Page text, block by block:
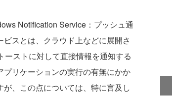
Notification Service：プッシュ通
スとは、クラウド上などに展開さ
ストに対して直接情報を通知する
リケーションの実行の有無にかか
、この点については、特に言及し